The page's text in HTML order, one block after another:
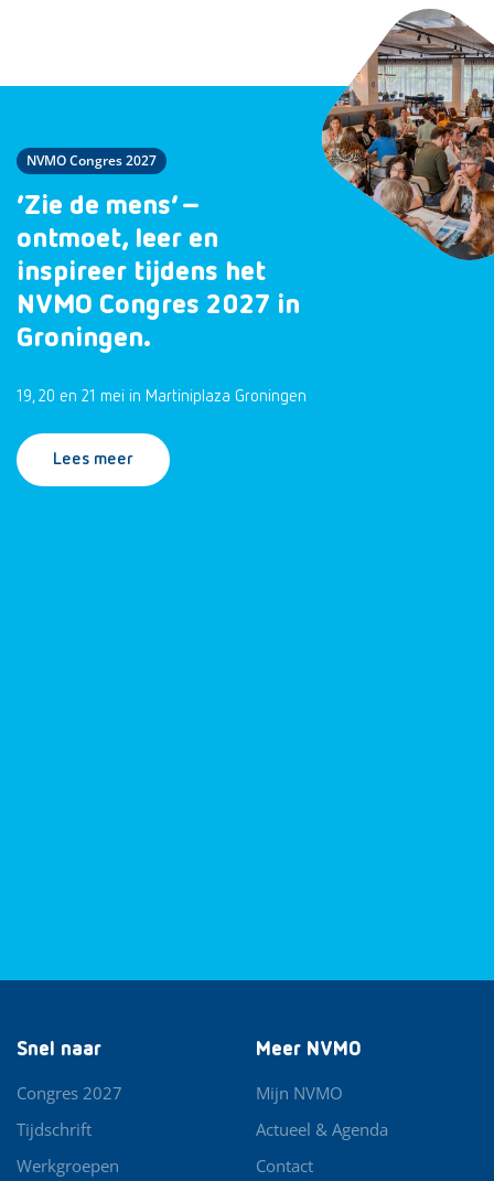
NVMO Congres 2027
‘Zie de mens’ –
ontmoet, leer en
inspireer tijdens het
NVMO Congres 2027 in
Groningen.
19, 20 en 21 mei in Martiniplaza Groningen
Lees meer
Snel naar
Congres 2027
Tijdschrift
Werkgroepen
Meer NVMO
Mijn NVMO
Actueel & Agenda
Contact